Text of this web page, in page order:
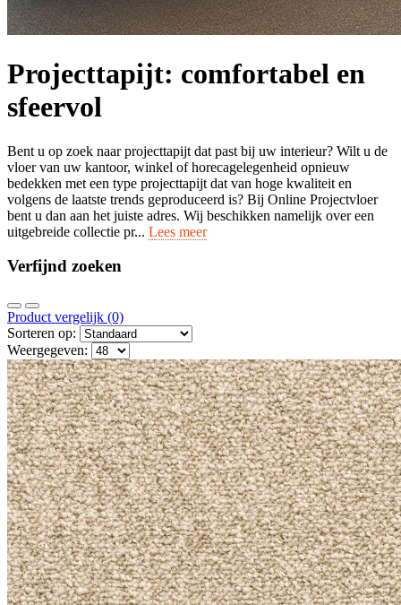
Projecttapijt: comfortabel en
sfeervol
Bent u op zoek naar projecttapijt dat past bij uw interieur? Wilt u de
vloer van uw kantoor, winkel of horecagelegenheid opnieuw
bedekken met een type projecttapijt dat van hoge kwaliteit en
volgens de laatste trends geproduceerd is? Bij Online Projectvloer
bent u dan aan het juiste adres. Wij beschikken namelijk over een
uitgebreide collectie pr... Lees meer
Verfijnd zoeken
Product vergelijk (0)
Sorteren op:
Weergegeven: